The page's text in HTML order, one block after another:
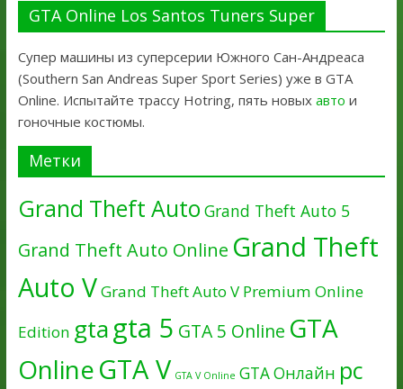
GTA Online Los Santos Tuners Super
Супер машины из суперсерии Южного Сан-Андреаса
(Southern San Andreas Super Sport Series) уже в GTA
Online. Испытайте трассу Hotring, пять новых авто и
гоночные костюмы.
Метки
Grand Theft Auto Grand Theft Auto 5
Grand Theft Auto Online Grand Theft
Auto VGrand Theft Auto V Premium Online
Edition gtagta 5 GTA 5 Online GTA
OnlineGTA V GTA V Online GTA Онлайн pc